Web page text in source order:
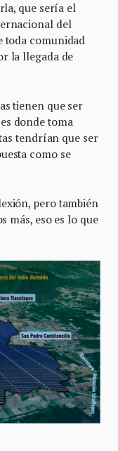
que sería el
del
toda comunidad
la llegada de
tienen que ser
donde toma
tendrían que ser
como se
pero también
más, eso es lo que